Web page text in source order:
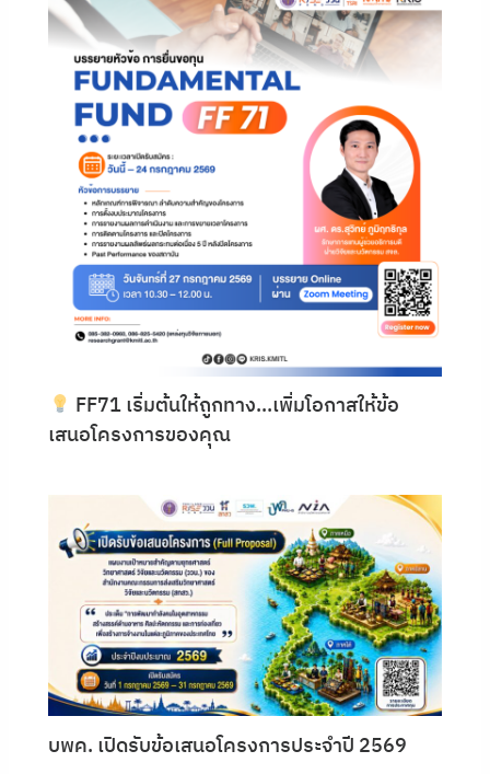
FF71 เริ่มต้นให้ถูกทาง…เพิ่มโอกาสให้ข้อ
เสนอโครงการของคุณ
บพค. เปิดรับข้อเสนอโครงการประจำปี 2569